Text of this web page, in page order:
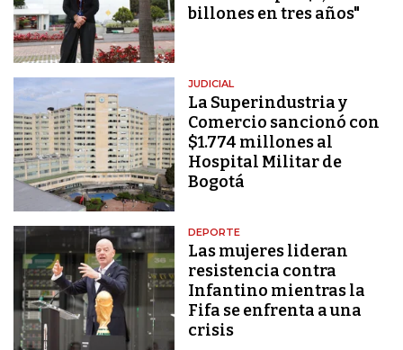
billones en tres años"
JUDICIAL
La Superindustria y
Comercio sancionó con
$1.774 millones al
Hospital Militar de
Bogotá
DEPORTE
Las mujeres lideran
resistencia contra
Infantino mientras la
Fifa se enfrenta a una
crisis